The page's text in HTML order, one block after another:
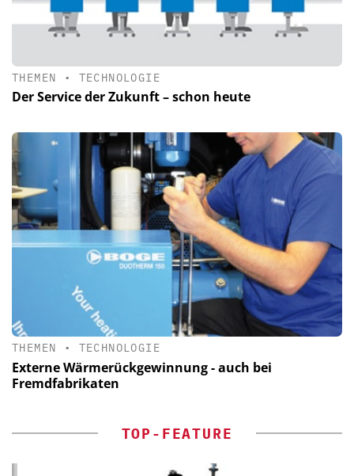
THEMEN • TECHNOLOGIE
Der Service der Zukunft – schon heute
THEMEN • TECHNOLOGIE
Externe Wärmerückgewinnung - auch bei
Fremdfabrikaten
TOP-FEATURE